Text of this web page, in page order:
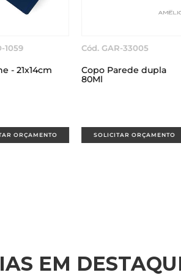
Inox
Cód. CAD-10115-DM24
Bloco Para Anotações
Com Caneta
SOLICITAR ORÇAMENTO
EM